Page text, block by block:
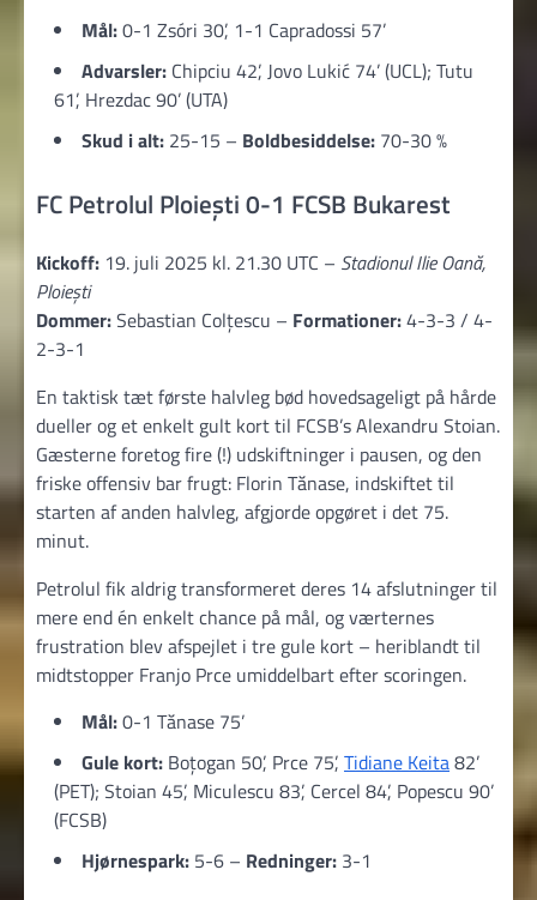
Mål:0-1 Zsóri 30’, 1-1 Capradossi 57’
Advarsler: Chipciu 42’, Jovo Lukić 74’ (UCL); Tutu
61’, Hrezdac 90’ (UTA)
Skud i alt: 25-15 – Boldbesiddelse: 70-30 %
FC Petrolul Ploiești 0-1 FCSB Bukarest
Kickoff: 19. juli 2025 kl. 21.30 UTC – Stadionul Ilie Oană,
Ploiești
Dommer:Sebastian Colțescu – Formationer:4-3-3 / 4-
2-3-1
En taktisk tæt første halvleg bød hovedsageligt på hårde
dueller og et enkelt gult kort til FCSB’s Alexandru Stoian.
Gæsterne foretog fire (!) udskiftninger i pausen, og den
friske offensiv bar frugt: Florin Tănase, indskiftet til
starten af anden halvleg, afgjorde opgøret i det 75.
minut.
Petrolul fik aldrig transformeret deres 14 afslutninger til
mere end én enkelt chance på mål, og værternes
frustration blev afspejlet i tre gule kort – heriblandt til
midtstopper Franjo Prce umiddelbart efter scoringen.
Mål:0-1 Tănase 75’
Gule kort: Boțogan 50’, Prce 75’, Tidiane Keita82’
(PET); Stoian 45’, Miculescu 83’, Cercel 84’, Popescu 90’
(FCSB)
Hjørnespark: 5-6 – Redninger: 3-1